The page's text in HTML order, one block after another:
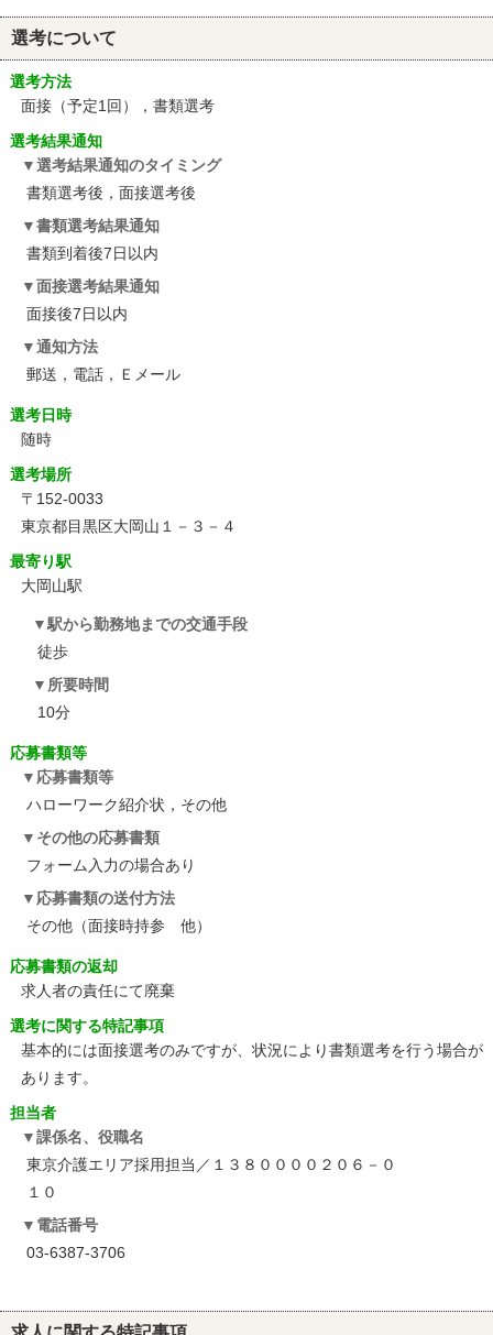
選考について
選考方法
面接（予定1回），書類選考
選考結果通知
選考結果通知のタイミング
書類選考後，面接選考後
書類選考結果通知
書類到着後7日以内
面接選考結果通知
面接後7日以内
通知方法
郵送，電話，Ｅメール
選考日時
随時
選考場所
〒152-0033
東京都目黒区大岡山１－３－４
最寄り駅
大岡山駅
駅から勤務地までの交通手段
徒歩
所要時間
10分
応募書類等
応募書類等
ハローワーク紹介状，その他
その他の応募書類
フォーム入力の場合あり
応募書類の送付方法
その他（面接時持参 他）
応募書類の返却
求人者の責任にて廃棄
選考に関する特記事項
基本的には面接選考のみですが、状況により書類選考を行う場合が
あります。
担当者
課係名、役職名
東京介護エリア採用担当／１３８００００２０６－０
１０
電話番号
03-6387-3706